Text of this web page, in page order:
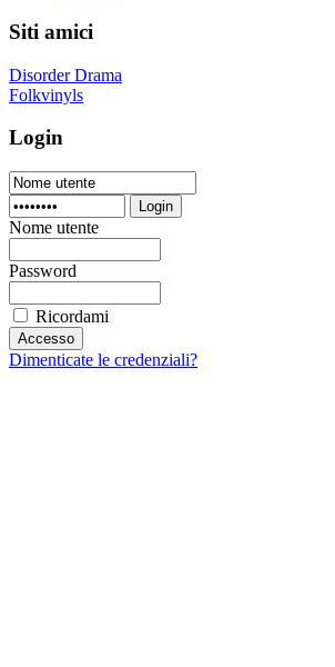
Siti amici
Disorder Drama
Folkvinyls
Login
Login
Nome utente
Password
Ricordami
Dimenticate le credenziali?